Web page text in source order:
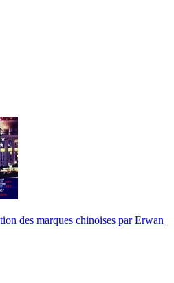
des marques chinoises par Erwan